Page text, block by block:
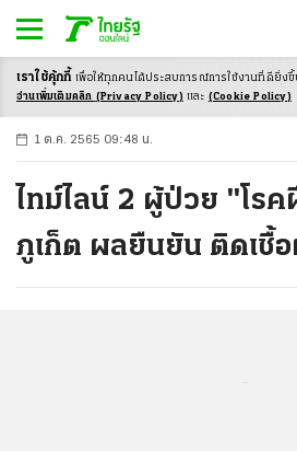
-ก ก ก+
1 ต.ค. 2565 09:48 น.
ไทม์ไลน์ 2 ผู้ป่วย "โร
ภูเก็ต ผลยืนยัน ติดเชื้
เราใช้คุ้กกี้ เพื่อให้ทุกคนได้ประสบการณ์การใช้งานที่ดียิ่ง
อ่านเพิ่มเติมคลิก (Privacy Policy) และ (Cookie Policy)